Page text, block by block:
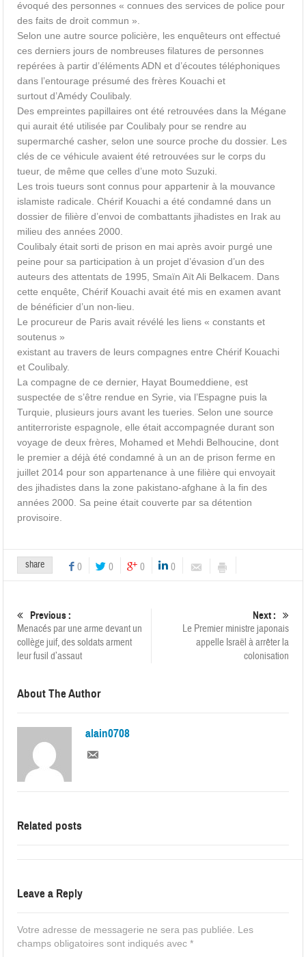
évoqué des personnes « connues des services de police pour
des faits de droit commun ».
Selon une autre source policière, les enquêteurs ont effectué
ces derniers jours de nombreuses filatures de personnes
repérées à partir d’éléments ADN et d’écoutes téléphoniques
dans l’entourage présumé des frères Kouachi et
surtout d’Amédy Coulibaly.
Des empreintes papillaires ont été retrouvées dans la Mégane
qui aurait été utilisée par Coulibaly pour se rendre au
supermarché casher, selon une source proche du dossier. Les
clés de ce véhicule avaient été retrouvées sur le corps du
tueur, de même que celles d’une moto Suzuki.
Les trois tueurs sont connus pour appartenir à la mouvance
islamiste radicale. Chérif Kouachi a été condamné dans un
dossier de filière d’envoi de combattants jihadistes en Irak au
milieu des années 2000.
Coulibaly était sorti de prison en mai après avoir purgé une
peine pour sa participation à un projet d’évasion d’un des
auteurs des attentats de 1995, Smaïn Aït Ali Belkacem. Dans
cette enquête, Chérif Kouachi avait été mis en examen avant
de bénéficier d’un non-lieu.
Le procureur de Paris avait révélé les liens « constants et
soutenus »
existant au travers de leurs compagnes entre Chérif Kouachi
et Coulibaly.
La compagne de ce dernier, Hayat Boumeddiene, est
suspectée de s’être rendue en Syrie, via l’Espagne puis la
Turquie, plusieurs jours avant les tueries. Selon une source
antiterroriste espagnole, elle était accompagnée durant son
voyage de deux frères, Mohamed et Mehdi Belhoucine, dont
le premier a déjà été condamné à un an de prison ferme en
juillet 2014 pour son appartenance à une filière qui envoyait
des jihadistes dans la zone pakistano-afghane à la fin des
années 2000. Sa peine était couverte par sa détention
provisoire.
share 0 0 0 0
Previous :
Menacés par une arme devant un
collège juif, des soldats arment
leur fusil d’assaut
Next :
Le Premier ministre japonais
appelle Israël à arrêter la
colonisation
About The Author
alain0708
Related posts
Leave a Reply
Votre adresse de messagerie ne sera pas publiée.
Les
champs obligatoires sont indiqués avec*